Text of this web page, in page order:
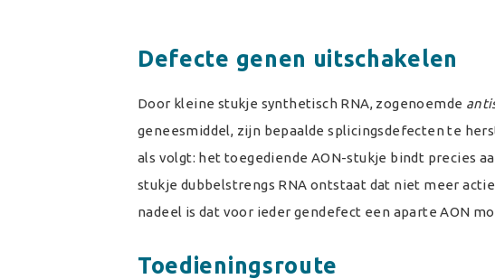
Defecte genen uitschakelen
Door kleine stukje synthetisch RNA, zogenoemde
geneesmiddel, zijn bepaalde splicingsdefecten te
als volgt: het toegediende AON-stukje bindt precies
stukje dubbelstrengs RNA ontstaat dat niet meer
nadeel is dat voor ieder gendefect een aparte AON
Toedieningsroute